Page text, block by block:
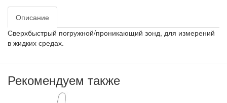
Описание
Сверхбыстрый погружной/проникающий зонд, для измерений
в жидких средах.
Рекомендуем также